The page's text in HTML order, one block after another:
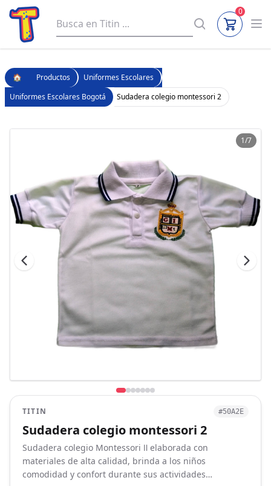
0
🏠 Productos
Uniformes Escolares
Uniformes Escolares Bogotá
Sudadera colegio montessori 2
1/7
TITIN #50A2E
Sudadera colegio montessori 2
Sudadera colegio Montessori Ⅱ elaborada con
materiales de alta calidad, brinda a los niños
comodidad y confort durante sus actividades